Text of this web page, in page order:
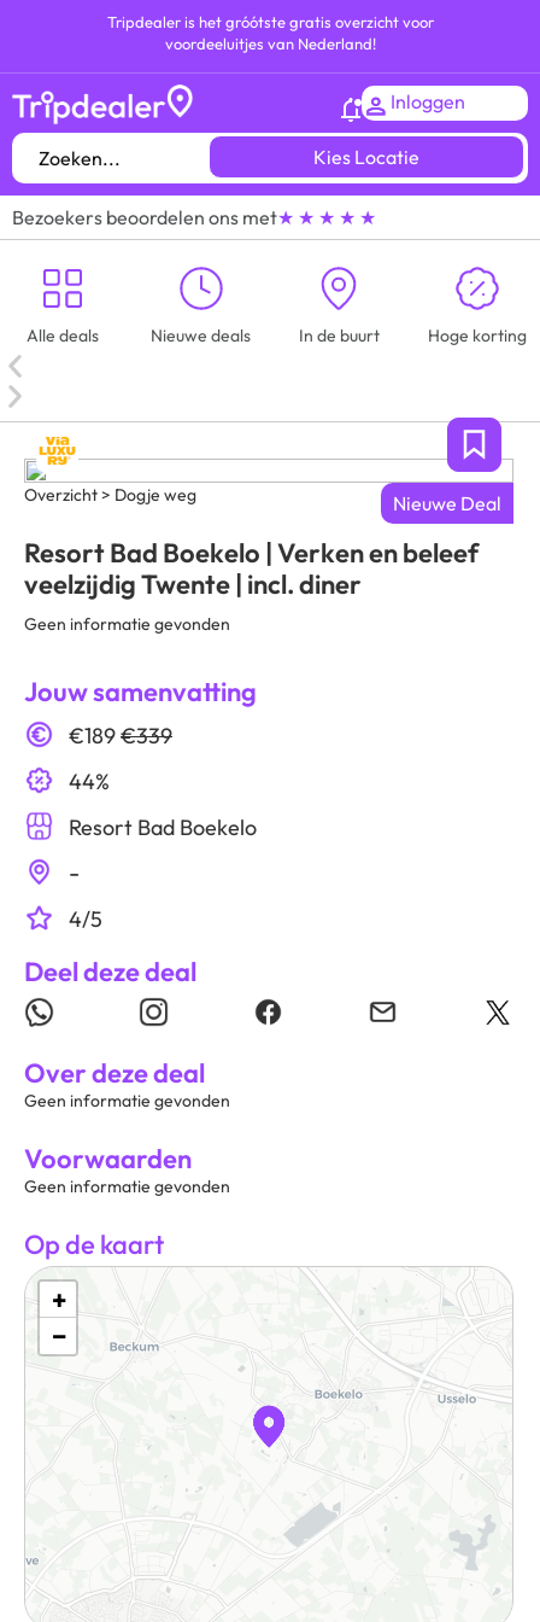
Tripdealer is het gróótste gratis overzicht voor
voordeeluitjes van Nederland!
Inloggen
Kies Locatie
Bezoekers beoordelen ons met★ ★ ★ ★ ★
Alle deals Nieuwe deals In de buurt Hoge korting
Nieuwe Deal
Overzicht > Dogje weg
Resort Bad Boekelo | Verken en beleef
veelzijdig Twente | incl. diner
Geen informatie gevonden
Jouw samenvatting
€189€339
44%
Resort Bad Boekelo
-
4/5
Deel deze deal
Over deze deal
Geen informatie gevonden
Voorwaarden
Geen informatie gevonden
Op de kaart
+
−